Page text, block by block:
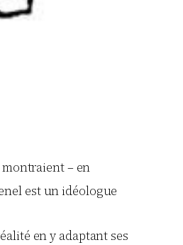
– en
est un idéologue
en y adaptant ses